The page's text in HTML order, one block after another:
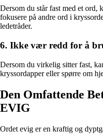
Dersom du står fast med et ord,
fokusere på andre ord i
ledetråder.
6. Ikke vær redd for å
Dersom du virkelig sitter fast,
kryssordapper eller spørre om
Den Omfattende
EVIG
Ordet evig er en kraftig og